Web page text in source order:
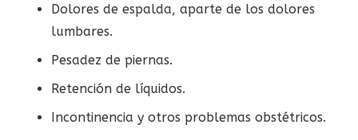
Dolores de espalda, aparte de los dolores
lumbares.
Pesadez de piernas.
Retención de líquidos.
Incontinencia y otros problemas obstétricos.